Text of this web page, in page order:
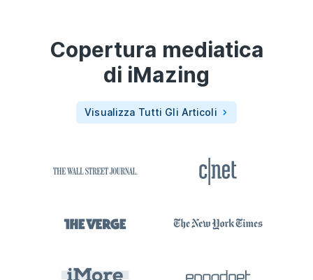
Copertura mediatica
di iMazing
Visualizza Tutti Gli Articoli